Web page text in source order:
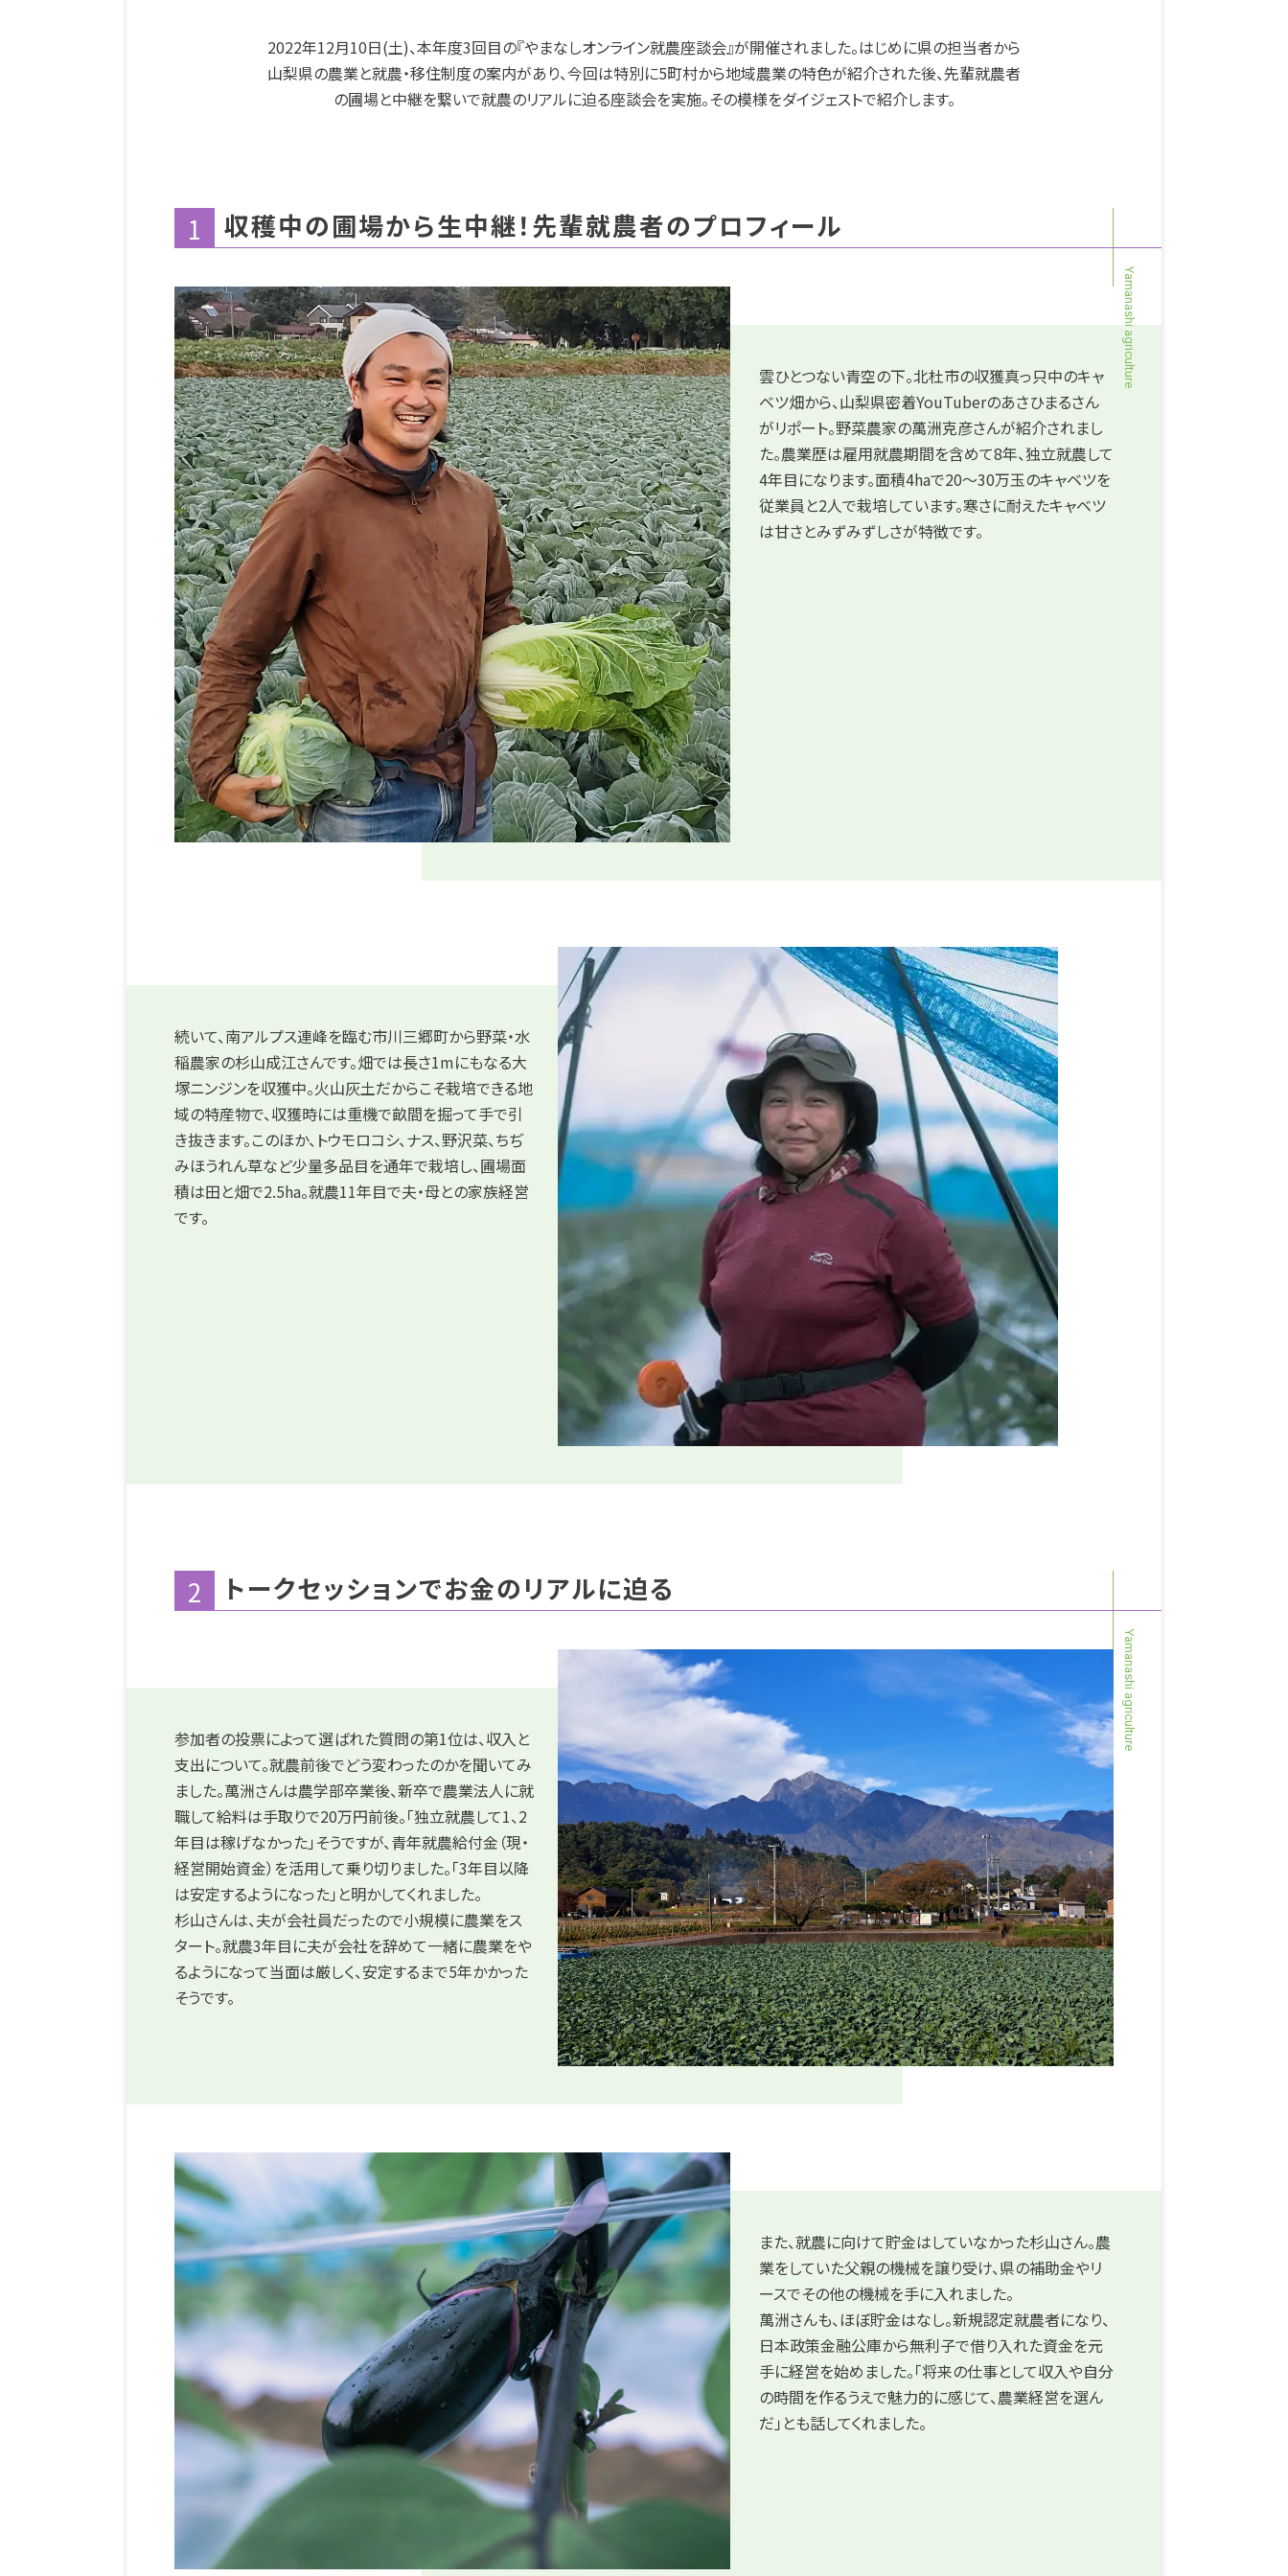
2022年12月10日(土)、本年度3回目の『やまなしオンライン就農座談会』が開催されました。はじめに県の担当者から
山梨県の農業と就農・移住制度の案内があり、今回は特別に5町村から地域農業の特色が紹介された後、先輩就農者
の圃場と中継を繋いで就農のリアルに迫る座談会を実施。その模様をダイジェストで紹介します。
1 収穫中の圃場から生中継！先輩就農者のプロフィール
雲ひとつない青空の下。北杜市の収獲真っ只中のキャ
ベツ畑から、山梨県密着YouTuberのあさひまるさん
がリポート。野菜農家の萬洲克彦さんが紹介されまし
た。農業歴は雇用就農期間を含めて8年、独立就農して
4年目になります。面積4haで20〜30万玉のキャベツを
従業員と2人で栽培しています。寒さに耐えたキャベツ
は甘さとみずみずしさが特徴です。
続いて、南アルプス連峰を臨む市川三郷町から野菜・水
稲農家の杉山成江さんです。畑では長さ1mにもなる大
塚ニンジンを収獲中。火山灰土だからこそ栽培できる地
域の特産物で、収獲時には重機で畝間を掘って手で引
き抜きます。このほか、トウモロコシ、ナス、野沢菜、ちぢ
みほうれん草など少量多品目を通年で栽培し、圃場面
積は田と畑で2.5ha。就農11年目で夫・母との家族経営
です。
2 トークセッションでお金のリアルに迫る
参加者の投票によって選ばれた質問の第1位は、収入と
支出について。就農前後でどう変わったのかを聞いてみ
ました。萬洲さんは農学部卒業後、新卒で農業法人に就
職して給料は手取りで20万円前後。「独立就農して1、2
年目は稼げなかった」そうですが、青年就農給付金（現・
経営開始資金）を活用して乗り切りました。「3年目以降
は安定するようになった」と明かしてくれました。
杉山さんは、夫が会社員だったので小規模に農業をス
タート。就農3年目に夫が会社を辞めて一緒に農業をや
るようになって当面は厳しく、安定するまで5年かかった
そうです。
また、就農に向けて貯金はしていなかった杉山さん。農
業をしていた父親の機械を譲り受け、県の補助金やリ
ースでその他の機械を手に入れました。
萬洲さんも、ほぼ貯金はなし。新規認定就農者になり、
日本政策金融公庫から無利子で借り入れた資金を元
手に経営を始めました。「将来の仕事として収入や自分
の時間を作るうえで魅力的に感じて、農業経営を選ん
だ」とも話してくれました。